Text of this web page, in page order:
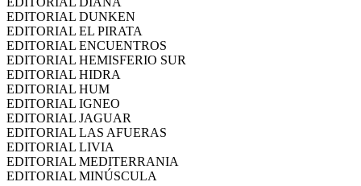
EDITORIAL DUNKEN
EDITORIAL EL PIRATA
EDITORIAL ENCUENTROS
EDITORIAL HEMISFERIO SUR
EDITORIAL HIDRA
EDITORIAL HUM
EDITORIAL IGNEO
EDITORIAL JAGUAR
EDITORIAL LAS AFUERAS
EDITORIAL LIVIA
EDITORIAL MEDITERRANIA
EDITORIAL MINÚSCULA